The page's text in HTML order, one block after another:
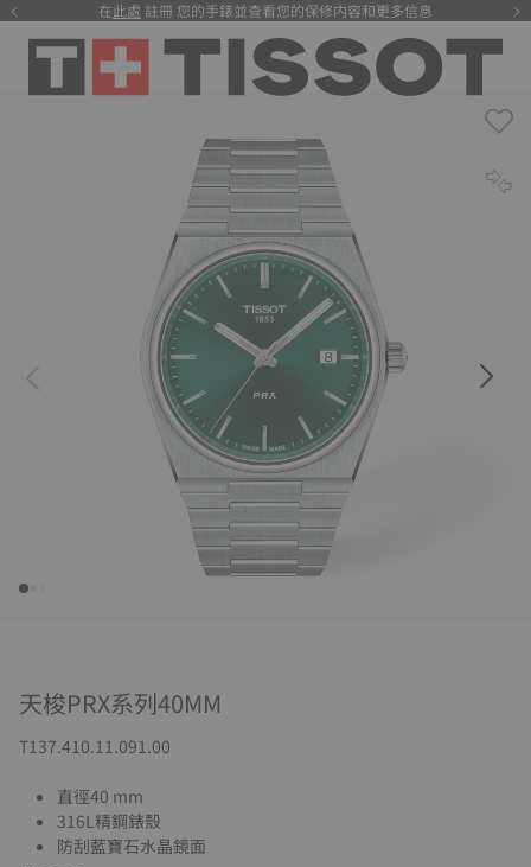
在此處 註冊 您的手錶並查看您的保修内容和更多信息
注册
天梭PRX系列40MM
T137.410.11.091.00
直徑40 mm
316L精鋼錶殼
防刮藍寶石水晶鏡面